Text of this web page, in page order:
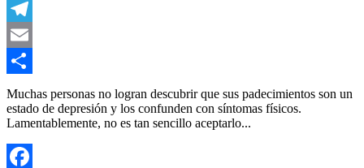
WhatsApp
Telegram
Email
Compartir
Muchas personas no logran descubrir que sus padecimientos son un
estado de depresión y los confunden con síntomas físicos.
Lamentablemente, no es tan sencillo aceptarlo...